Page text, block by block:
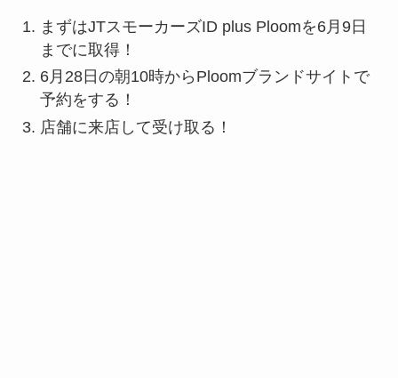
まずはJTスモーカーズID plus Ploomを6月9日
までに取得！
6月28日の朝10時からPloomブランドサイトで
予約をする！
店舗に来店して受け取る！